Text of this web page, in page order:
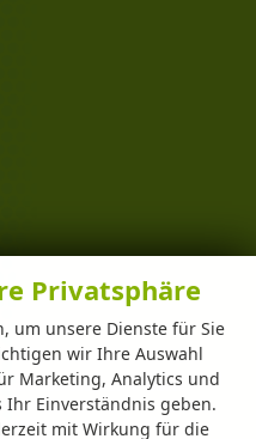
und zu den offiziellen
zum Stromverbrauch neuer PKW
die offiziellen
Privatsphäre
um unsere Dienste für Sie
wir Ihre Auswahl
Marketing, Analytics und
Einverständnis geben.
mit Wirkung für die